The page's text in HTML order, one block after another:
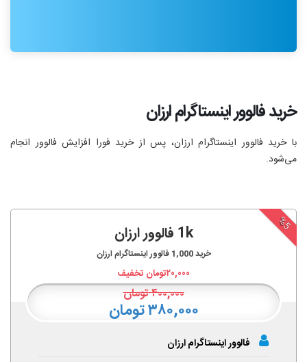
خرید فالوور اینستاگرام ارزان
با خرید فالوور اینستاگرام ارزان، پس از خرید فورا افزایش فالوور انجام‌
می‌شود.
%5 1k فالوور ارزان
خرید1,000 فالوور اینستاگرام ارزان
۲۰,۰۰۰تومان تخفیف
۴۰۰,۰۰۰تومان
۳۸۰,۰۰۰ تومان
فالوور اینستاگرام ارزان